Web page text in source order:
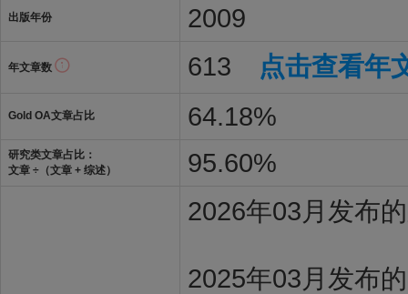
出版年份 2009
年文章数 613 点击查看年
Gold OA文章占比 64.18%
研究类文章占比：
文章 ÷（文章 + 综述）
95.60%
2026年03月发布
2025年03月发布